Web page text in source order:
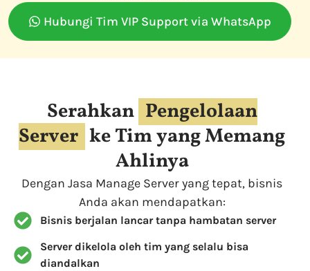
Hubungi Tim VIP Support via WhatsApp
Serahkan Pengelolaan
Server ke Tim yang Memang
Ahlinya
Dengan Jasa Manage Server yang tepat, bisnis
Anda akan mendapatkan:
Bisnis berjalan lancar tanpa hambatan server
Server dikelola oleh tim yang selalu bisa
diandalkan